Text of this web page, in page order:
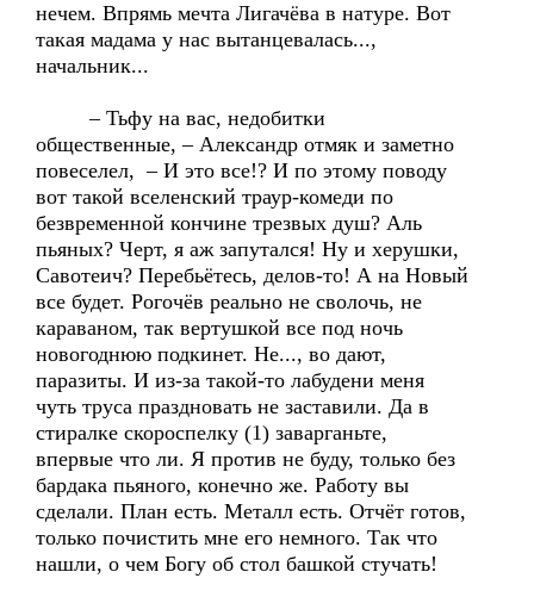
нечем. Впрямь мечта Лигачёва в натуре. Вот
такая мадама у нас вытанцевалась...,
начальник...
– Тьфу на вас, недобитки
общественные, – Александр отмяк и заметно
повеселел, – И это все!? И по этому поводу
вот такой вселенский траур-комеди по
безвременной кончине трезвых душ? Аль
пьяных? Черт, я аж запутался! Ну и херушки,
Савотеич? Перебьётесь, делов-то! А на Новый
все будет. Рогочёв реально не сволочь, не
караваном, так вертушкой все под ночь
новогоднюю подкинет. Не..., во дают,
паразиты. И из-за такой-то лабудени меня
чуть труса праздновать не заставили. Да в
стиралке скороспелку (1) заварганьте,
впервые что ли. Я против не буду, только без
бардака пьяного, конечно же. Работу вы
сделали. План есть. Металл есть. Отчёт готов,
только почистить мне его немного. Так что
нашли, о чем Богу об стол башкой стучать!